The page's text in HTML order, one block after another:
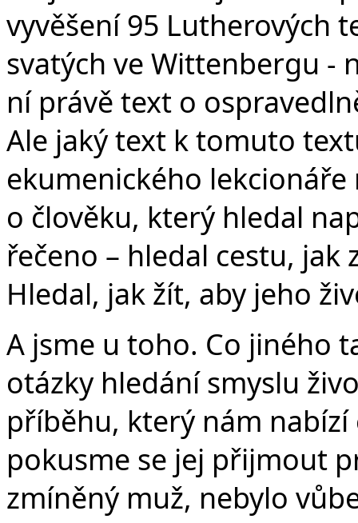
vyvěšení 95 Lutherových
svatých ve Wittenbergu -
ní právě text o
Ale jaký text k tomuto
ekumenického
o člověku, který hledal
řečeno – hledal cestu,
Hledal, jak žít, aby jeho
A jsme u toho. Co jiného
otázky hledání smyslu
příběhu, který nám
pokusme se jej přijmout
zmíněný muž, nebylo